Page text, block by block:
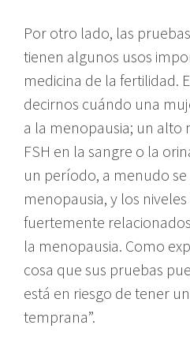
Por otro lado, las
tienen algunos usos
medicina de la fertilidad.
decirnos cuándo una
a la menopausia; un alto
FSH en la sangre o la
un período, a menudo
menopausia, y los
fuertemente
la menopausia. Como
cosa que sus pruebas
está en riesgo de tener
temprana”.